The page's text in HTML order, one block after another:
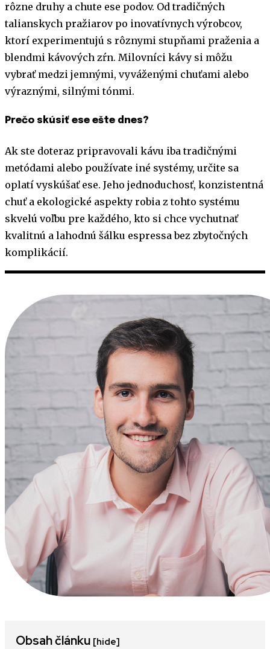
rôzne druhy a chute ese podov. Od tradičných
talianskych pražiarov po inovatívnych výrobcov,
ktorí experimentujú s rôznymi stupňami praženia a
blendmi kávových zŕn. Milovníci kávy si môžu
vybrať medzi jemnými, vyváženými chuťami alebo
výraznými, silnými tónmi.
Prečo skúsiť ese ešte dnes?
Ak ste doteraz pripravovali kávu iba tradičnými
metódami alebo používate iné systémy, určite sa
oplatí vyskúšať ese. Jeho jednoduchosť, konzistentná
chuť a ekologické aspekty robia z tohto systému
skvelú voľbu pre každého, kto si chce vychutnať
kvalitnú a lahodnú šálku espressa bez zbytočných
komplikácií.
Obsah článku [hide]